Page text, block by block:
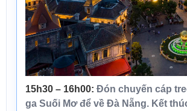
15h30 – 16h00: Đón chuyến cáp
ga Suối Mơ để về Đà Nẵng. Kết